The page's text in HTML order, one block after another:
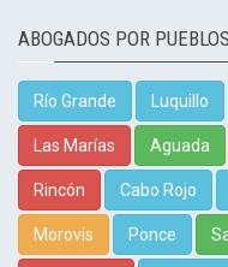
ABOGADOS POR PUEBLOS
Río Grande Luquillo
Las Marías Aguada
Rincón Cabo Rojo
Morovis Ponce